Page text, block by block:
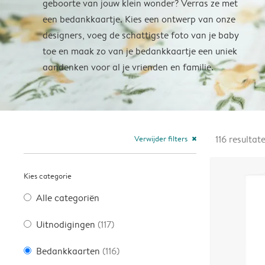
geboorte van jouw klein wonder? Verras ze met
een bedankkaartje. Kies een ontwerp van onze
designers, voeg de schattigste foto van je baby
toe en maak zo van je bedankkaartje een uniek
aandenken voor al je vrienden en familie.
Verwijder filters close
Kies categorie
Alle categoriën
Uitnodigingen (117)
Bedankkaarten (116)
116